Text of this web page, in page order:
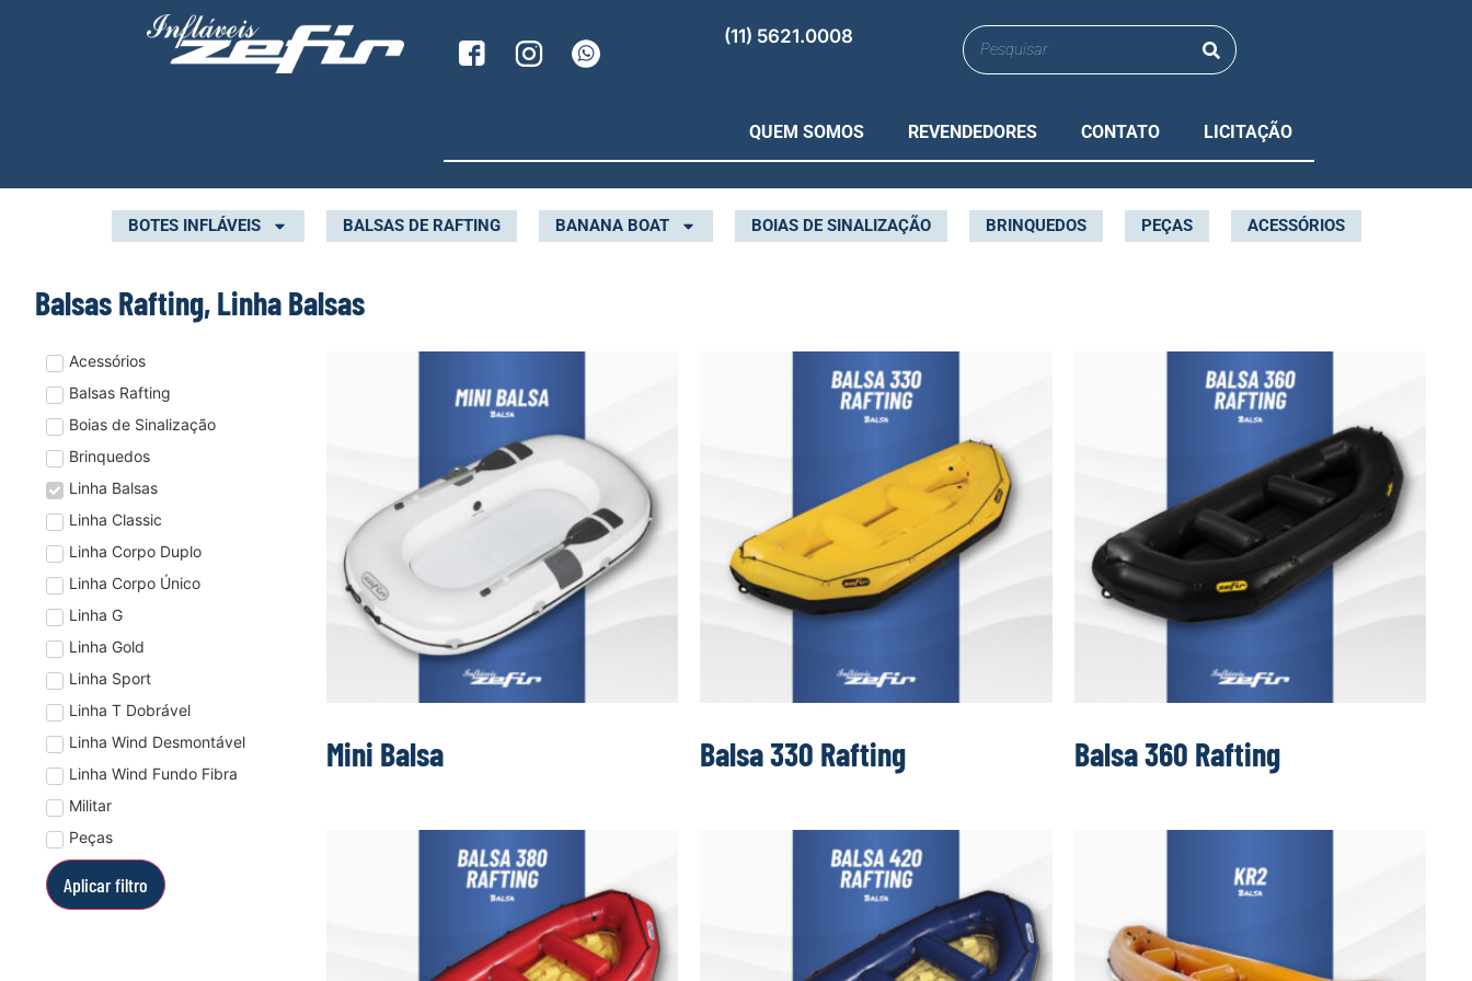
(11) 5621.0008
QUEM SOMOS REVENDEDORES CONTATO LICITAÇÃO
BOTES INFLÁVEIS BALSAS DE RAFTING BANANA BOAT BOIAS DE SINALIZAÇÃO BRINQUEDOS PEÇAS ACESSÓRIOS
Balsas Rafting,Linha Balsas
Acessórios
Balsas Rafting
Boias de Sinalização
Brinquedos
Linha Balsas
Linha Classic
Linha Corpo Duplo
Linha Corpo Único
Linha G
Linha Gold
Linha Sport
Linha T Dobrável
Linha Wind Desmontável
Linha Wind Fundo Fibra
Militar
Peças
Aplicar filtro
Mini Balsa Balsa 330 Rafting Balsa 360 Rafting